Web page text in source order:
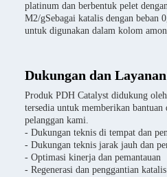
platinum dan berbentuk pelet
M2/gSebagai katalis dengan beban
untuk digunakan dalam kolom
Dukungan dan
Produk PDH Catalyst didukung
tersedia untuk memberikan bantuan
pelanggan kami.
- Dukungan teknis di tempat dan
- Dukungan teknis jarak jauh dan
- Optimasi kinerja dan pemantauan
- Regenerasi dan penggantian katalis